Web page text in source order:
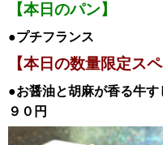
【本日のパン】
●プチフランス
【本日の数量限定ス
●お醤油と胡麻が香る牛
９０円